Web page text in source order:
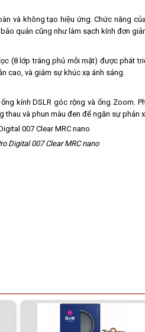
và không tạo hiệu ứng. Chức năng
quản cũng như làm sạch kính đơn
(8 lớp tráng phủ mỗi mặt) được phát
cao, và giảm sự khúc xạ ánh sáng.
kính DSLR góc rộng và ống Zoom.
và phun màu đen để ngăn sự phản
Digital 007 Clear MRC nano